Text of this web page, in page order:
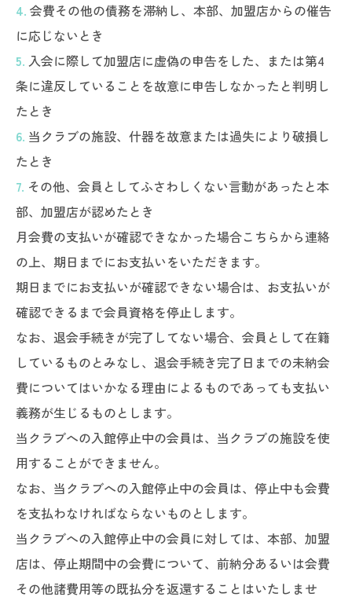
4. 会費その他の債務を滞納し、本部、加盟店からの催告
に応じないとき
5. 入会に際して加盟店に虚偽の申告をした、または第4
条に違反していることを故意に申告しなかったと判明し
たとき
6. 当クラブの施設、什器を故意または過失により破損し
たとき
7. その他、会員としてふさわしくない言動があったと本
部、加盟店が認めたとき
月会費の支払いが確認できなかった場合こちらから連絡
の上、期日までにお支払いをいただきます。
期日までにお支払いが確認できない場合は、お支払いが
確認できるまで会員資格を停止します。
なお、退会手続きが完了してない場合、会員として在籍
しているものとみなし、退会手続き完了日までの未納会
費についてはいかなる理由によるものであっても支払い
義務が生じるものとします。
当クラブへの入館停止中の会員は、当クラブの施設を使
用することができません。
なお、当クラブへの入館停止中の会員は、停止中も会費
を支払わなければならないものとします。
当クラブへの入館停止中の会員に対しては、本部、加盟
店は、停止期間中の会費について、前納分あるいは会費
その他諸費用等の既払分を返還することはいたしませ